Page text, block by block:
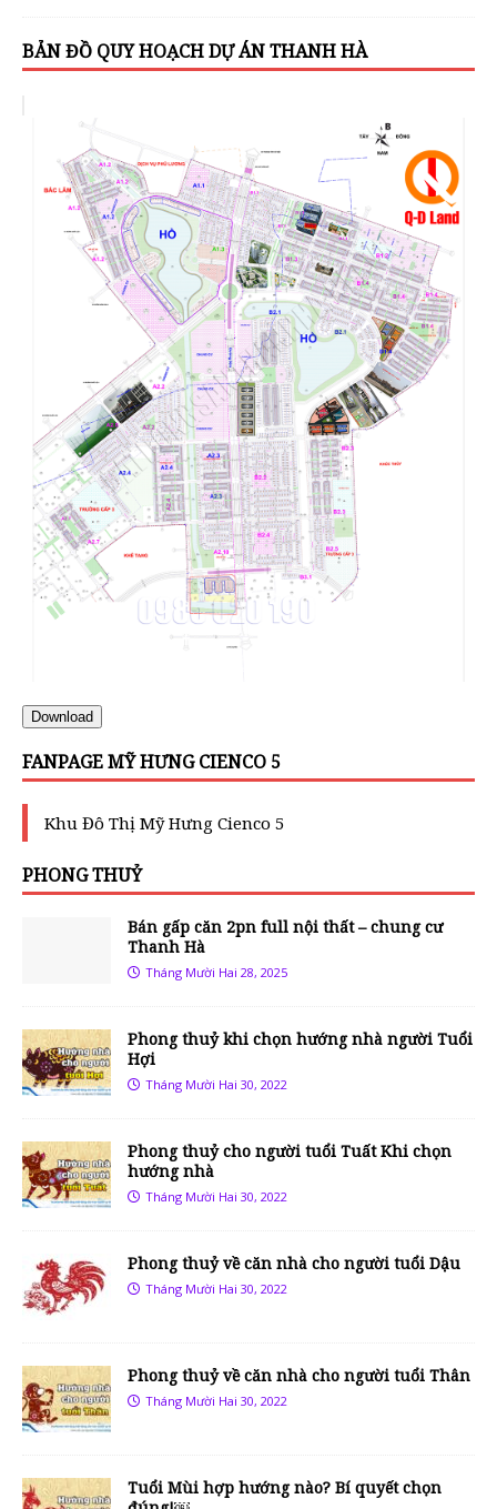
BẢN ĐỒ QUY HOẠCH DỰ ÁN THANH HÀ
Download
FANPAGE MỸ HƯNG CIENCO 5
Khu Đô Thị Mỹ Hưng Cienco 5
PHONG THUỶ
Bán gấp căn 2pn full nội thất – chung cư
Thanh Hà
Tháng Mười Hai 28, 2025
Phong thuỷ khi chọn hướng nhà người Tuổi
Hợi
Tháng Mười Hai 30, 2022
Phong thuỷ cho người tuổi Tuất Khi chọn
hướng nhà
Tháng Mười Hai 30, 2022
Phong thuỷ về căn nhà cho người tuổi Dậu
Tháng Mười Hai 30, 2022
Phong thuỷ về căn nhà cho người tuổi Thân
Tháng Mười Hai 30, 2022
Tuổi Mùi hợp hướng nào? Bí quyết chọn